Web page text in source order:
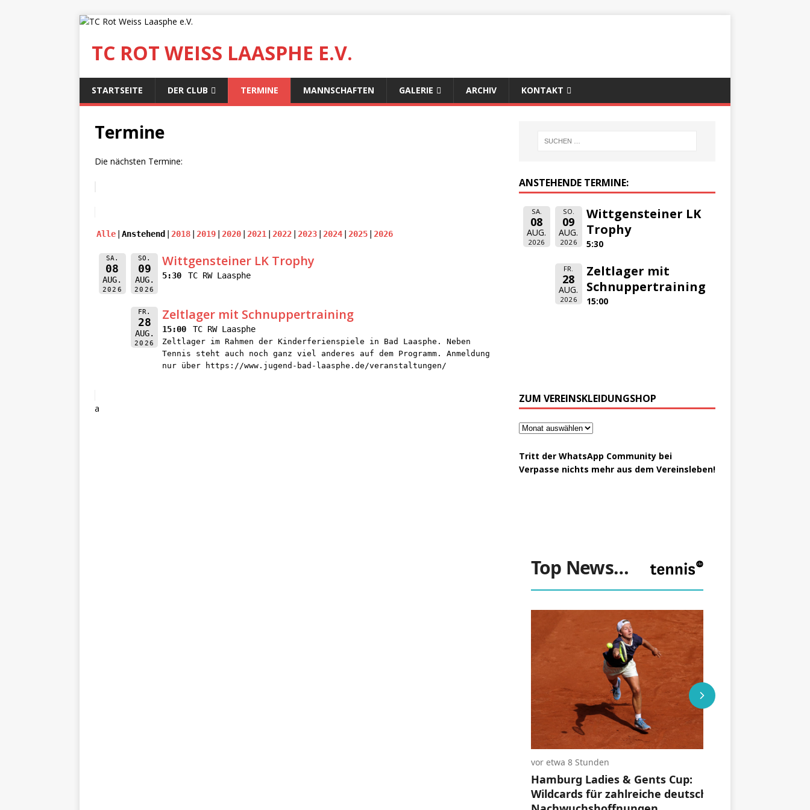
TC ROT WEISS LAASPHE E.V.
STARTSEITE DER CLUB TERMINE MANNSCHAFTEN GALERIE ARCHIV KONTAKT
Termine
Die nächsten Termine:
Alle Anstehend 2018 2019 2020 2021 2022 2023 2024 2025 2026
SA.
08
AUG.
2026
SO.
09
AUG.
2026
Wittgensteiner LK Trophy
5:30 TC RW Laasphe
FR.
28
AUG.
2026
Zeltlager mit Schnuppertraining
15:00 TC RW Laasphe
Zeltlager im Rahmen der Kinderferienspiele in Bad Laasphe. Neben
Tennis steht auch noch ganz viel anderes auf dem Programm. Anmeldung
nur über https://www.jugend-bad-laasphe.de/veranstaltungen/
a
ANSTEHENDE TERMINE:
SA.
08
AUG.
2026
SO.
09
AUG.
2026
Wittgensteiner LK
Trophy
5:30
FR.
28
AUG.
2026
Zeltlager mit
Schnuppertraining
15:00
ZUM VEREINSKLEIDUNGSHOP
Tritt der WhatsApp Community bei
Verpasse nichts mehr aus dem Vereinsleben!